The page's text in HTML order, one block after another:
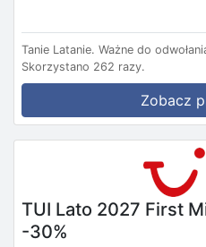
Tanie Latanie. Ważne do
Skorzystano 262 razy.
Zobacz
TUI Lato 2027 First
-30%